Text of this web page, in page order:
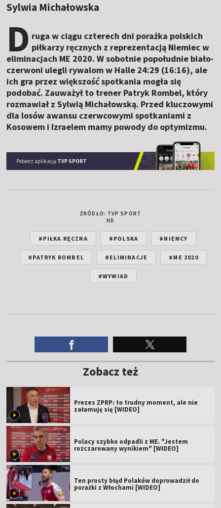
Sylwia Michałowska
D ruga w ciągu czterech dni porażka polskich
piłkarzy ręcznych z reprezentacją Niemiec w
eliminacjach ME 2020. W sobotnie popołudnie biało-
czerwoni ulegli rywalom w Halle 24:29 (16:16), ale
ich gra przez większość spotkania mogła się
podobać. Zauważył to trener Patryk Rombel, który
rozmawiał z Sylwią Michałowską. Przed kluczowymi
dla losów awansu czerwcowymi spotkaniami z
Kosowem i Izraelem mamy powody do optymizmu.
Pobierz aplikację TVP SPORT
ŹRÓDŁO: TVP SPORT
HD
#PIŁKA RĘCZNA #POLSKA #NIEMCY
#PATRYK ROMBEL #ELIMINACJE #ME 2020
#WYWIAD
Zobacz też
Prezes ZPRP: to trudny moment, ale nie
załamuję się [WIDEO]
Polacy szybko odpadli z ME. "Jestem
rozczarowany wynikiem" [WIDEO]
Ten prosty błąd Polaków doprowadził do
porażki z Włochami [WIDEO]